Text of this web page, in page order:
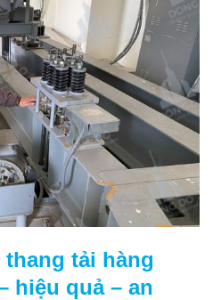
tải hàng
hiệu quả – an